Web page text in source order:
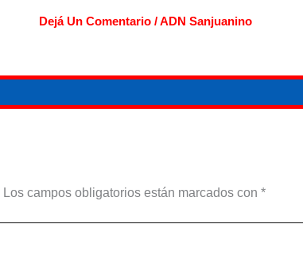
Dejá Un Comentario /ADN Sanjuanino
Los campos obligatorios están marcados con *